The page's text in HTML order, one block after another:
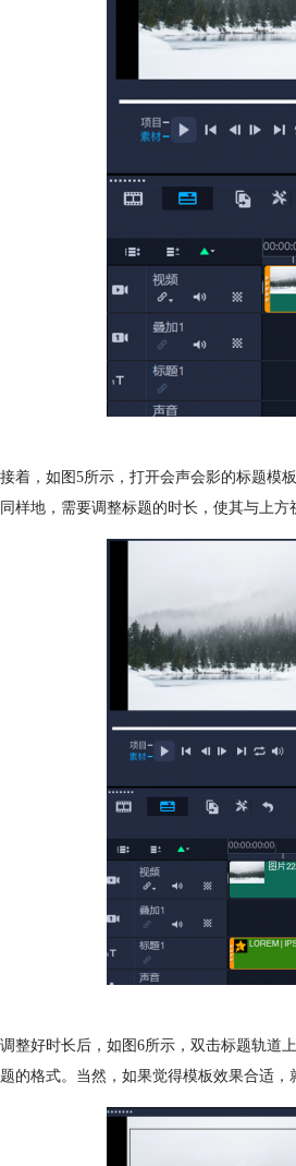
接着，如图5所示，打开会声会影的标题模
同样地，需要调整标题的时长，使其与上
调整好时长后，如图6所示，双击标题轨道
题的格式。当然，如果觉得模板效果合适，